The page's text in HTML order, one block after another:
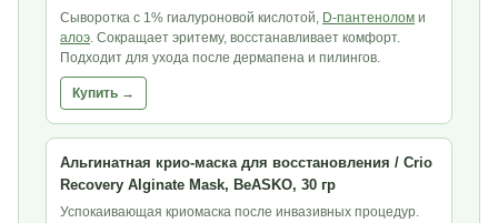
Сыворотка с 1% гиалуроновой кислотой, D-пантенолом и
алоэ. Сокращает эритему, восстанавливает комфорт.
Подходит для ухода после дермапена и пилингов.
Купить →
Альгинатная крио-маска для восстановления / Crio
Recovery Alginate Mask, BeASKO, 30 гр
Успокаивающая криомаска после инвазивных процедур.